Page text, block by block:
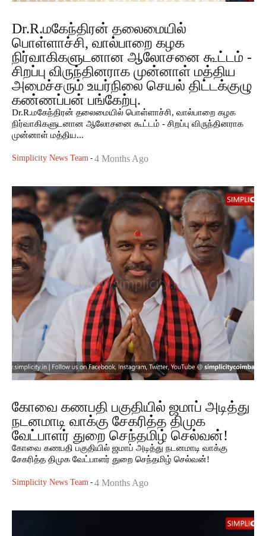
Dr.R.மகேந்திரன் தலைமையில்
பொள்ளாச்சி, வால்பாறை கழக
நிர்வாகிகளுடனான ஆலோசனை கூட்டம் -
சிறப்பு விருந்தினராக முன்னாள் மத்திய
அமைச்சரும் உயர்நிலை செயல் திட்டக்குழு
கண்ணப்பன் பங்கேற்பு.
Dr.R.மகேந்திரன் தலைமையில் பொள்ளாச்சி, வால்பாறை கழக
நிர்வாகிகளுடனான ஆலோசனை கூட்டம் - சிறப்பு விருந்தினராக
முன்னாள் மத்திய...
Simplicity News Team - 4 Months Ago
கோவை கணபதி பகுதியில் ஜமாப் அடித்து
நடனமாடி வாக்கு சேகரித்த திமுக
வேட்பாளர் துறை செந்தமிழ் செல்வன்!
கோவை கணபதி பகுதியில் ஜமாப் அடித்து நடனமாடி வாக்கு
சேகரித்த திமுக வேட்பாளர் துறை செந்தமிழ் செல்வன்!
Simplicity News Team - 4 Months Ago